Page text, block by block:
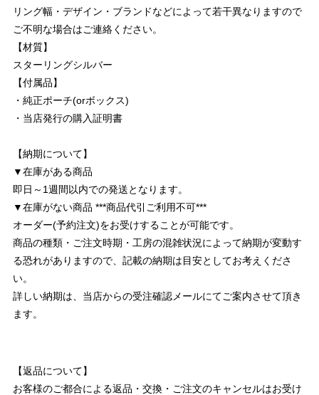
リング幅・デザイン・ブランドなどによって若干異なりますので
ご不明な場合はご連絡ください。
【材質】
スターリングシルバー
【付属品】
・純正ポーチ(orボックス)
・当店発行の購入証明書
【納期について】
▼在庫がある商品
即日～1週間以内での発送となります。
▼在庫がない商品 ***商品代引ご利用不可***
オーダー(予約注文)をお受けすることが可能です。
商品の種類・ご注文時期・工房の混雑状況によって納期が変動す
る恐れがありますので、記載の納期は目安としてお考えくださ
い。
詳しい納期は、当店からの受注確認メールにてご案内させて頂き
ます。
【返品について】
お客様のご都合による返品・交換・ご注文のキャンセルはお受け